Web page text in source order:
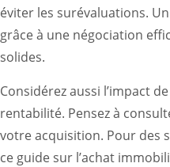
éviter les surévaluations.
grâce à une négociation
solides.
Considérez aussi l’impact
rentabilité. Pensez à
votre acquisition. Pour des
ce guide sur l’achat